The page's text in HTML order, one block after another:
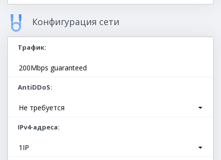
Конфигурация сети
Трафик
200Mbps guaranteed
AntiDDoS
Не требуется
IPv4-адреса
1IP